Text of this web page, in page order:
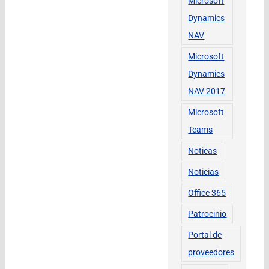
Dynamics
NAV
Microsoft
Dynamics
NAV 2017
Microsoft
Teams
Noticas
Noticias
Office 365
Patrocinio
Portal de
proveedores